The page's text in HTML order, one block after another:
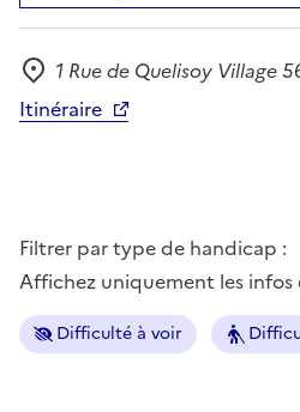
Adresse
1 Rue de Quelisoy Village
Itinéraire
Filtrer par type de handicap :
Affichez uniquement les
Difficulté à voir